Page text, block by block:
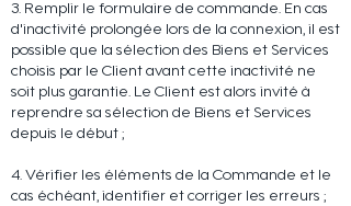
3. Remplir le formulaire de commande. En cas
d'inactivité prolongée lors de la connexion, il est
possible que la sélection des Biens et Services
choisis par le Client avant cette inactivité ne
soit plus garantie. Le Client est alors invité à
reprendre sa sélection de Biens et Services
depuis le début ;
4. Vérifier les éléments de la Commande et le
cas échéant, identifier et corriger les erreurs ;